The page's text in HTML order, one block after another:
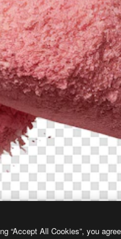
す。 AI画像生成ツールを使うと、
“Accept All Cookies”, you